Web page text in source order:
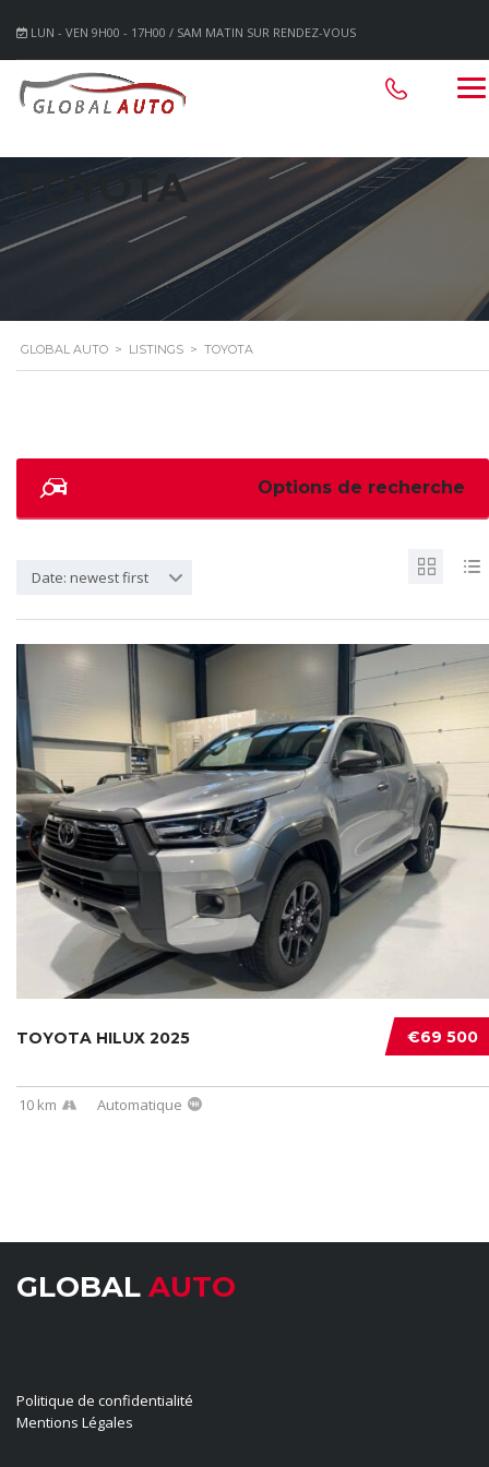
LUN - VEN 9H00 - 17H00 / SAM MATIN SUR RENDEZ-VOUS
TOYOTA
GLOBAL AUTO > LISTINGS > TOYOTA
Options de recherche
Date: newest first
€69 500
TOYOTA HILUX 2025
10 km Automatique
GLOBAL AUTO
Politique de confidentialité
Mentions Légales